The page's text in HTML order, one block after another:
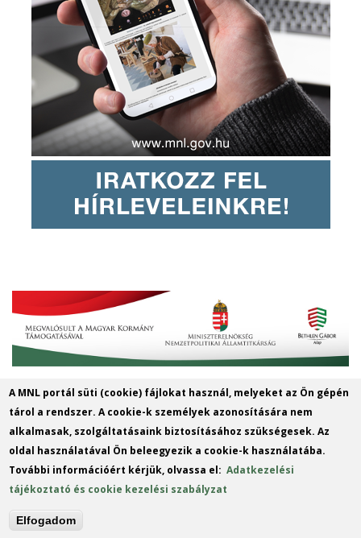
MNL Szabolcs-Szatmár-Bereg
Vármegyei Levéltára
Cím: 4400 Nyíregyháza, Széchenyi u. 4.
Telefon: +36 42 414 313
A MNL portál süti (cookie) fájlokat használ, melyeket az Ön gépén
tárol a rendszer. A cookie-k személyek azonosítására nem
alkalmasak, szolgáltatásaink biztosításához szükségesek. Az
oldal használatával Ön beleegyezik a cookie-k használatába.
További információért kérjük, olvassa el:Adatkezelési
tájékoztató és cookie kezelési szabályzat
Elfogadom